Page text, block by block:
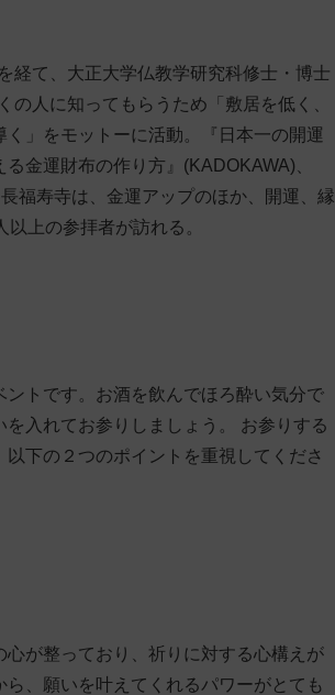
経て、大正大学仏教学研究科修士・博士
人に知ってもらうため「敷居を低く、
」をモットーに活動。『日本一の開運
金運財布の作り方』(KADOKAWA)、
福寿寺は、金運アップのほか、開運、縁
上の参拝者が訪れる。
トです。お酒を飲んでほろ酔い気分で
入れてお参りしましょう。 お参りする
下の２つのポイントを重視してくださ
が整っており、祈りに対する心構えが
、願いを叶えてくれるパワーがとても